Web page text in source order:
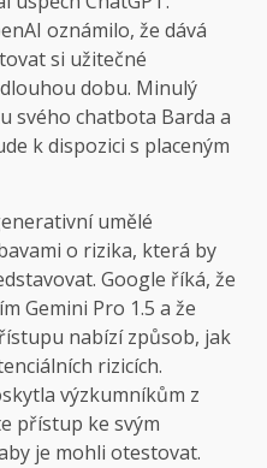
oznámilo, že dává
si užitečné
dobu. Minulý
svého chatbota Barda a
k dispozici s placeným
umělé
o rizika, která by
Google říká, že
Gemini Pro 1.5 a že
nabízí způsob, jak
rizicích.
výzkumníkům z
přístup ke svým
je mohli otestovat.